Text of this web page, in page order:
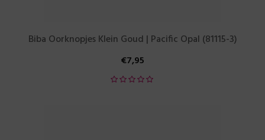
Biba Oorknopjes Klein Goud | Pacific Opal (81115-3)
€7,95